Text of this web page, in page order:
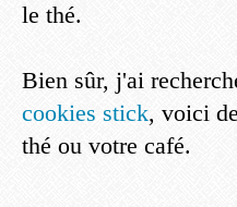
le thé.
Bien sûr, j'ai
cookies stick, voici
thé ou votre café.